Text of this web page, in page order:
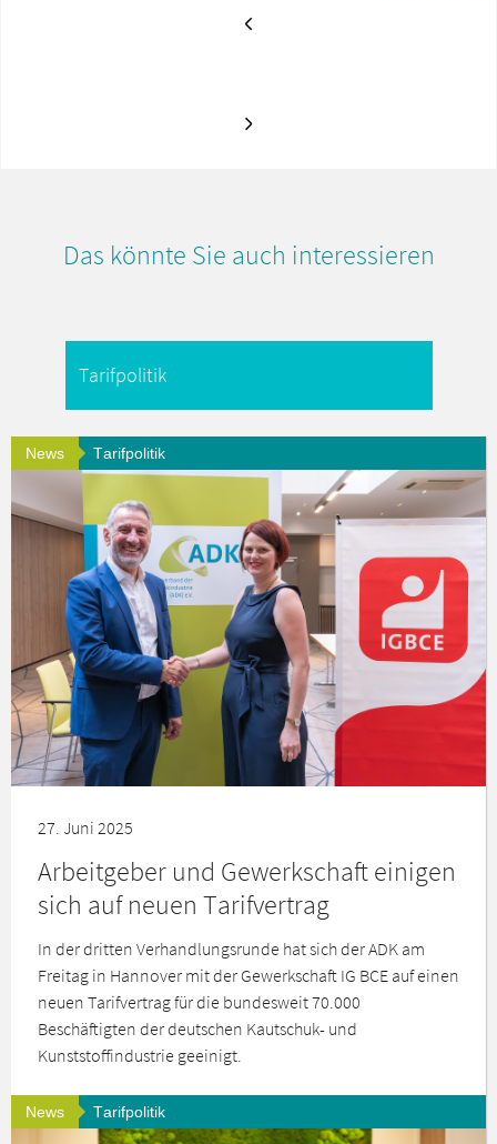
Das könnte Sie auch interessieren
News Tarifpolitik
27. Juni 2025
Arbeitgeber und Gewerkschaft einigen
sich auf neuen Tarifvertrag
In der dritten Verhandlungsrunde hat sich der ADK am
Freitag in Hannover mit der Gewerkschaft IG BCE auf einen
neuen Tarifvertrag für die bundesweit 70.000
Beschäftigten der deutschen Kautschuk- und
Kunststoffindustrie geeinigt.
News Tarifpolitik